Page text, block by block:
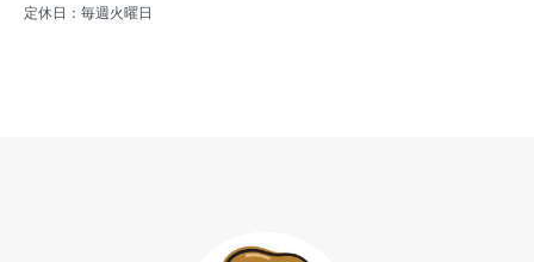
定休日：毎週火曜日